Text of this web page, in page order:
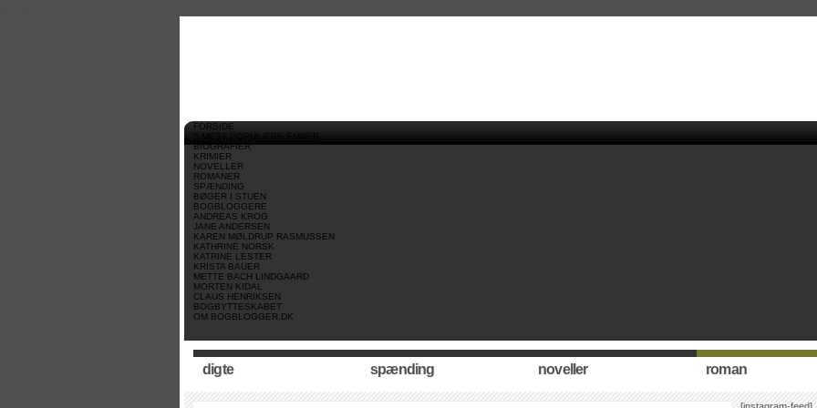
FORSIDE
5 MEST POPULÆRE EMNER
BIOGRAFIER
KRIMIER
NOVELLER
ROMANER
SPÆNDING
BØGER I STUEN
BOGBLOGGERE
ANDREAS KROG
JANE ANDERSEN
KAREN MØLDRUP RASMUSSEN
KATHRINE NORSK
KATRINE LESTER
KRISTA BAUER
METTE BACH LINDGAARD
MORTEN KIDAL
CLAUS HENRIKSEN
BOGBYTTESKABET
OM BOGBLOGGER.DK
digte spænding noveller roman